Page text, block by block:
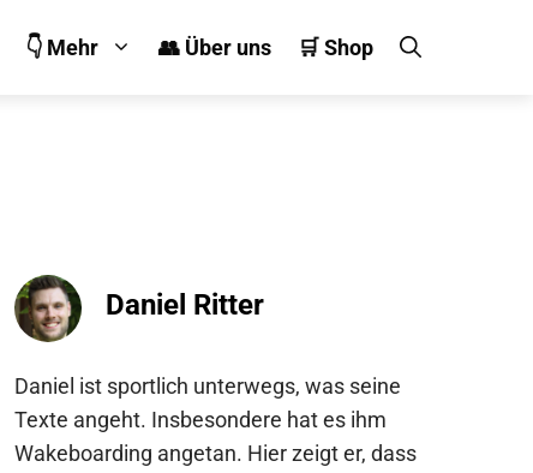
👇 Mehr 👥 Über uns 🛒 Shop
Daniel Ritter
Daniel ist sportlich unterwegs, was seine
Texte angeht. Insbesondere hat es ihm
Wakeboarding angetan. Hier zeigt er, dass